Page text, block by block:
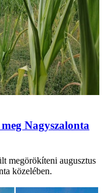
Nagyszalonta
megörökíteni augusztus
közelében.